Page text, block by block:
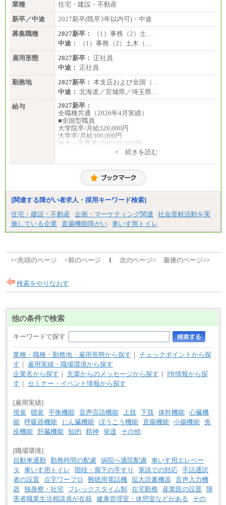
業種
住宅・建設・不動産
新卒／中途
2027新卒(既卒3年以内可)・中途
募集職種
2027新卒：
（1）事務（2）土…
中途：
（1）事務（2）土木（…
雇用形態
2027新卒： 正社員
中途： 正社員
勤務地
2027新卒： 本支店および全国（…
中途： 北海道／宮城県／埼玉県…
給与
2027新卒：
全職種共通（2026年4月実績）
■全国型職員
大学院卒/月給320,000円
大学卒/月給300,000円
短大・高専卒/月給270,000円
大学院卒/月給256,000円～288,000円
大学卒/月給240,000円～270,000円
短大・高専卒/月給216,000円～243,000円
■特定職員※
大学院卒/月給234,000円～263,000円
大学卒/月給219,000円～246,000円
短大・高専卒/月給197,000円～222,000円
※拠点型職員、特定職員の給与は、生活の拠点が定
す。
中途：
月給制
226,600円～390,100円（勤務地域等により異なりま
ます。
・試用期間中も同額支給します。
+ 続きを読む
[関連する障がい者求人・採用キーワード検索]
住宅・建設・不動産
企画・マーケティング関連
社会貢献活動を実
施している企業
直腸機能障がい 車いす用トイレ
<<先頭のページ <前のページ 1 次のページ> 最後のページ>>
検索をやりなおす
他の条件で検索
キーワードで探す
業種・職種・勤務地・雇用形態から探す ｜ チェックポイントから探
す ｜
雇用実績・職場環境から探す
企業名から探す ｜ 先輩からのメッセージから探す ｜ PR情報から探
す ｜ セミナー・イベント情報から探す
[雇用実績]
視覚
聴覚 平衡機能 音声言語機能 上肢 下肢 体幹機能 心臓機
能 呼吸器機能 じん臓機能 ぼうこう機能 直腸機能 小腸機能 免
疫機能
肝臓機能 知的 精神 発達 その他
[職場環境]
自動車通勤
勤務時間の配慮 病院へ通院配慮 車いす用エレベー
タ
車いす用トイレ 階段・廊下の手すり 筆談での対応 手話通訳
者の設置
点字ワープロ 難聴用電話機 拡大読書機器
音声入力機
器
独身寮・社宅 フレックスタイム制 在宅勤務 産業医の設置
障
害者職業生活相談員が在籍 健康管理室・休憩室などがある
その